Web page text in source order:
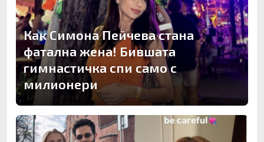
Как Симона Пейчева стана
фатална жена! Бившата
гимнастичка спи само с
милионери